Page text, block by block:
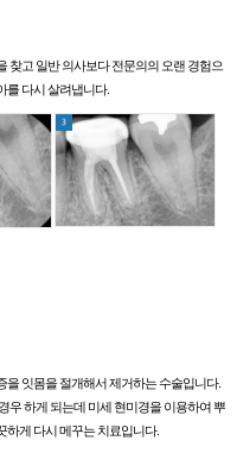
찾고 일반 의사보다 전문의의 오랜 경험으
를 다시 살려냅니다.
을 잇몸을 절개해서 제거하는 수술입니다.
우 하게 되는데 미세 현미경을 이용하여 뿌
하게 다시 메꾸는 치료입니다.